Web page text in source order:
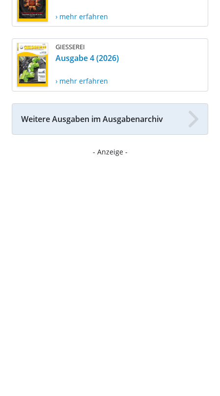
› mehr erfahren
GIESSEREI
Ausgabe 4 (2026)
› mehr erfahren
Weitere Ausgaben im Ausgabenarchiv
- Anzeige -